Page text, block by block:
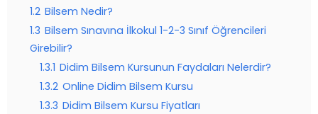
1.2 Bilsem Nedir?
1.3 Bilsem Sınavına İlkokul 1-2-3 Sınıf Öğrencileri
Girebilir?
1.3.1 Didim Bilsem Kursunun Faydaları Nelerdir?
1.3.2 Online Didim Bilsem Kursu
1.3.3 Didim Bilsem Kursu Fiyatları